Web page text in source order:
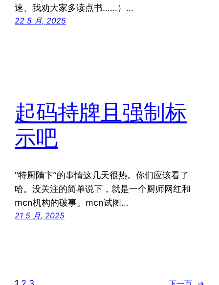
速、我劝大家多读点书……）…
22 5 月, 2025
起码持牌且强制标
示吧
“特厨隋卞”的事情这几天很热。你们应该看了
哈。没关注的简单说下，就是一个厨师网红和
mcn机构的破事。mcn试图…
21 5 月, 2025